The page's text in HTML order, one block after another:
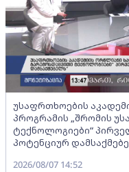
უსაფრთხოების
პროგრამის „შრომის
ტექნოლოგიები“
პოტენციურ
2026/08/07 14:52